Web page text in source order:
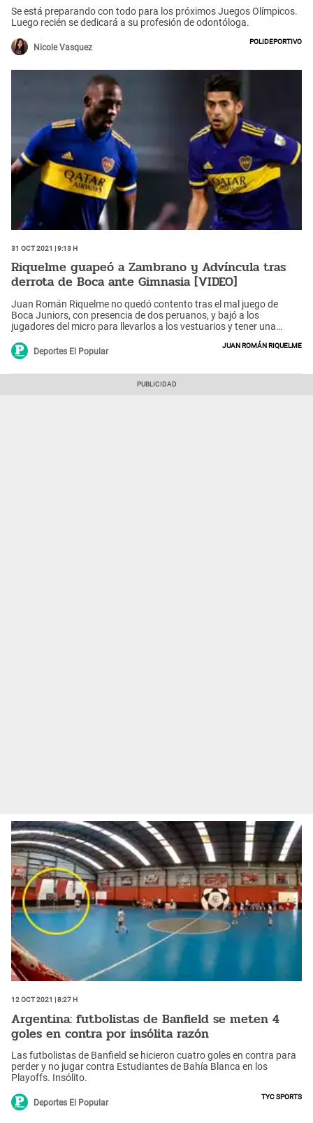
Se está preparando con todo para los próximos Juegos Olímpicos.
Luego recién se dedicará a su profesión de odontóloga.
Nicole Vasquez
Polideportivo
31 Oct 2021 | 9:13 h
Riquelme guapeó a Zambrano y Advíncula tras
derrota de Boca ante Gimnasia [VIDEO]
Juan Román Riquelme no quedó contento tras el mal juego de
Boca Juniors, con presencia de dos peruanos, y bajó a los
jugadores del micro para llevarlos a los vestuarios y tener una
Deportes El Popular
Juan Román Riquelme
12 Oct 2021 | 8:27 h
Argentina: futbolistas de Banfield se meten 4
goles en contra por insólita razón
Las futbolistas de Banfield se hicieron cuatro goles en contra para
perder y no jugar contra Estudiantes de Bahía Blanca en los
Playoffs. Insólito.
Deportes El Popular
TyC Sports